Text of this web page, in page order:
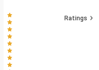
Ratings